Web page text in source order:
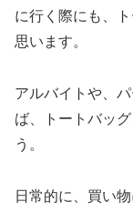
に行く際にも、
思います。
アルバイトや、
ば、トートバッ
う。
日常的に、買い